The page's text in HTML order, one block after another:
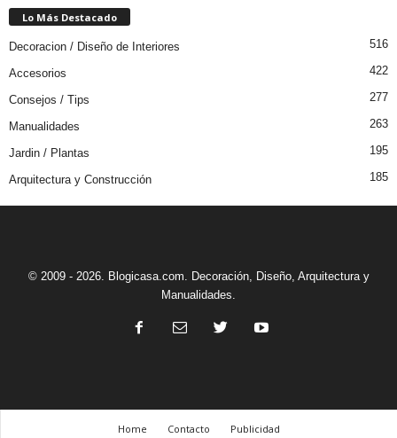
Lo Más Destacado
Decoracion / Diseño de Interiores 516
Accesorios 422
Consejos / Tips 277
Manualidades 263
Jardin / Plantas 195
Arquitectura y Construcción 185
© 2009 - 2026. Blogicasa.com. Decoración, Diseño, Arquitectura y
Manualidades.
Home Contacto Publicidad